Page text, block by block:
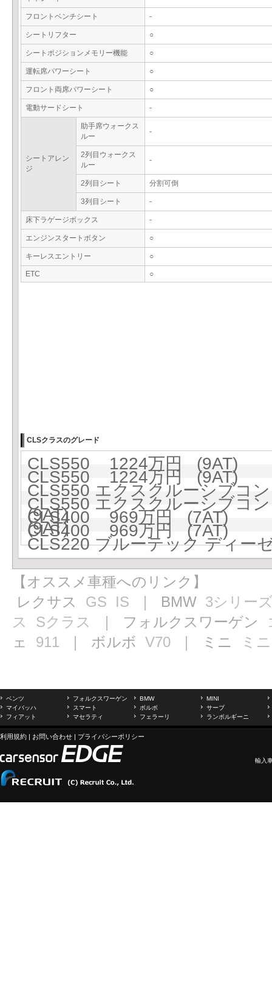
フロントベンチシート -
シートリフター ○
シートポジションメモリー機能 ○
運転席パワーシート ○
フロント両席パワーシート ○
電動サードシート -
シートアレン
ジ
助手席ウォークス
ルー
-
2列目ウォークス
ルー
-
2列目シート 分割可倒
3列目シート -
床下ラゲージボックス -
エンジンスタートボタン ○
キーレスエントリー ○
ETC ○
CLSクラスのグレード
CLS550 1224万円 (9AT)
CLS550 1224万円 (9AT)
CLS550 エクスクルーシブ
(9AT)
CLS550 エクスクルーシブ
(9AT)
CLS400 969万円 (7AT)
CLS400 969万円 (7AT)
CLS220 ブルーテック ディ
【オススメ車種へのリンク】
レクサス GS IS ｜ BMW 3シリー
ス
Sクラス ｜ フォルクスワーゲン
ェ 911 ｜ ボルボ V70 ｜ ミニ ミニ
ベンツ フォルクスワーゲン BMW
MINI
マイバッハ
スマート ボルボ
サーブ
フィアット
マセラティ フェラーリ ランボルギーニ
利用規約 | お問い合わせ | プライバシーポリシー
輸入